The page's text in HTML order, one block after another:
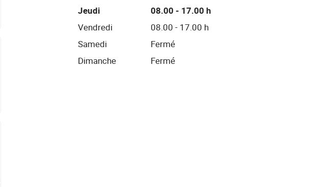
Jeudi
08.00 - 17.00 h
Vendredi
08.00 - 17.00 h
Samedi
Fermé
Dimanche
Fermé